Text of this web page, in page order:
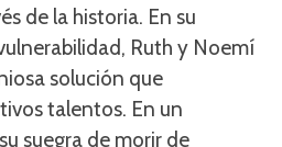
de la historia. En su
Ruth y Noemí
solución que
talentos. En un
suegra de morir de